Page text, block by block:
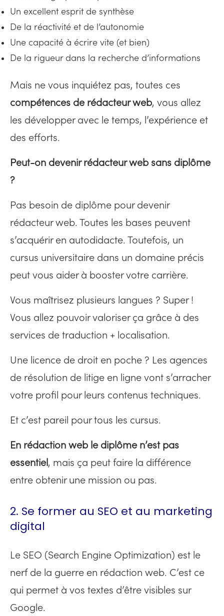
Un excellent esprit de synthèse
De la réactivité et de l’autonomie
Une capacité à écrire vite (et bien)
De la rigueur dans la recherche d’informations
Mais ne vous inquiétez pas, toutes ces
compétences de rédacteur web, vous allez
les développer avec le temps, l’expérience et
des efforts.
Peut-on devenir rédacteur web sans diplôme
?
Pas besoin de diplôme pour devenir
rédacteur web. Toutes les bases peuvent
s’acquérir en autodidacte. Toutefois, un
cursus universitaire dans un domaine précis
peut vous aider à booster votre carrière.
Vous maîtrisez plusieurs langues ? Super !
Vous allez pouvoir valoriser ça grâce à des
services de traduction + localisation.
Une licence de droit en poche ? Les agences
de résolution de litige en ligne vont s’arracher
votre profil pour leurs contenus techniques.
Et c’est pareil pour tous les cursus.
En rédaction web le diplôme n’est pas
essentiel, mais ça peut faire la différence
entre obtenir une mission ou pas.
2. Se former au SEO et au marketing
digital
Le SEO (Search Engine Optimization) est le
nerf de la guerre en rédaction web. C’est ce
qui permet à vos textes d’être visibles sur
Google.